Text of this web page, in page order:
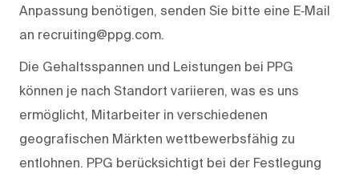
Anpassung benötigen, senden Sie bitte eine E‑Mail
an recruiting@ppg.com.
Die Gehaltsspannen und Leistungen bei PPG
können je nach Standort variieren, was es uns
ermöglicht, Mitarbeiter in verschiedenen
geografischen Märkten wettbewerbsfähig zu
entlohnen. PPG berücksichtigt bei der Festlegung